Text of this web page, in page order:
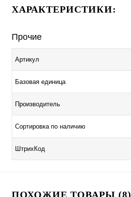
ХАРАКТЕРИСТИКИ:
Прочие
Артикул
Базовая единица
Производитель
Сортировка по наличию
ШтрихКод
ПОХОЖИЕ ТОВАРЫ (8)